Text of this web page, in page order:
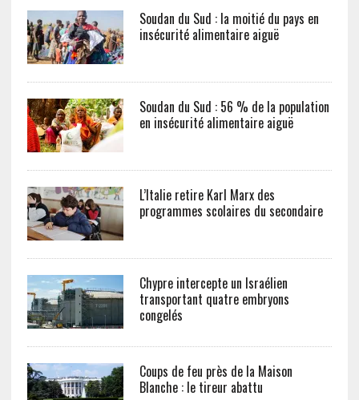
Soudan du Sud : la moitié du pays en
insécurité alimentaire aiguë
Soudan du Sud : 56 % de la population
en insécurité alimentaire aiguë
L’Italie retire Karl Marx des
programmes scolaires du secondaire
Chypre intercepte un Israélien
transportant quatre embryons
congelés
Coups de feu près de la Maison
Blanche : le tireur abattu